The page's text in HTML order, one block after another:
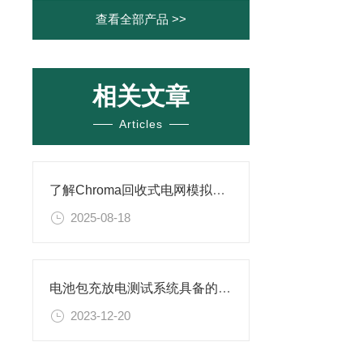
查看全部产品 >>
相关文章
Articles
了解Chroma回收式电网模拟电源的核心功能
2025-08-18
电池包充放电测试系统具备的保护功能
2023-12-20